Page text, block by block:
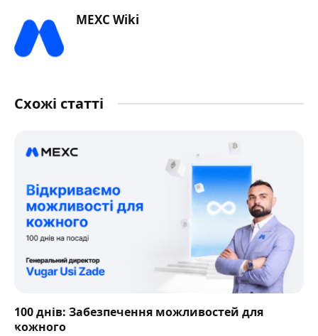
MEXC Wiki
Схожі статті
100 днів: Забезпечення можливостей для
кожного